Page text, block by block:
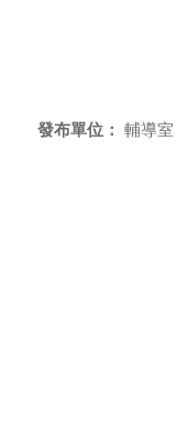
發布單位： 輔導室